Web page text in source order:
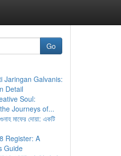
Go
Jaringan Galvanis:
Detail
Soul:
Journeys of...
মাফের দোয়া: একটি
Register: A
Guide